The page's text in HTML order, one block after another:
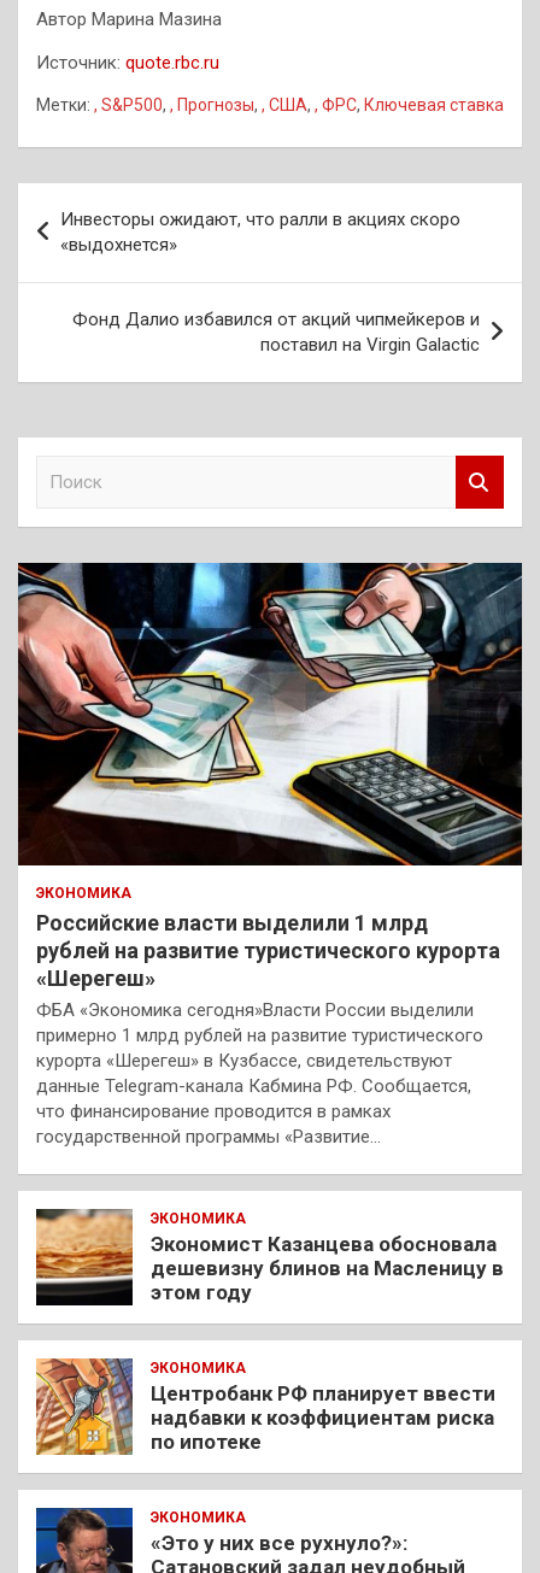
Автор Марина Мазина
Источник: quote.rbc.ru
Метки: , S&P500, , Прогнозы, , США, , ФРС, Ключевая ставка
по
записям
Инвесторы ожидают, что ралли в акциях скоро
«выдохнется»
Фонд Далио избавился от акций чипмейкеров и
поставил на Virgin Galactic
к
ЭКОНОМИКА
Российские власти выделили 1 млрд
рублей на развитие туристического курорта
«Шерегеш»
ФБА «Экономика сегодня»Власти России выделили
примерно 1 млрд рублей на развитие туристического
курорта «Шерегеш» в Кузбассе, свидетельствуют
данные Telegram-канала Кабмина РФ. Сообщается,
что финансирование проводится в рамках
государственной программы «Развитие…
ЭКОНОМИКА
Экономист Казанцева обосновала
дешевизну блинов на Масленицу в
этом году
ЭКОНОМИКА
Центробанк РФ планирует ввести
надбавки к коэффициентам риска
по ипотеке
ЭКОНОМИКА
«Это у них все рухнуло?»:
Сатановский задал неудобный